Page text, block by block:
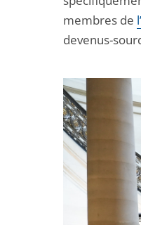
membres de
devenus-